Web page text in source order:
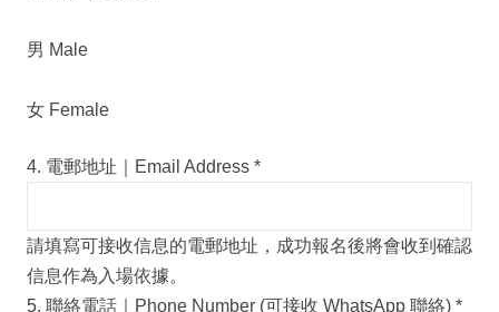
男 Male
女 Female
4. 電郵地址｜Email Address *
請填寫可接收信息的電郵地址，成功報名後將會收到確認
信息作為入場依據。
5. 聯絡電話｜Phone Number (可接收 WhatsApp 聯絡) *